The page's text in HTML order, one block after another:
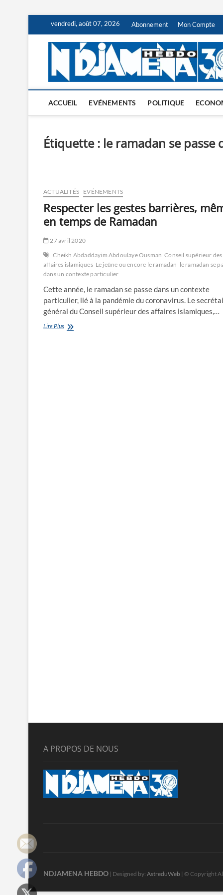
content
vendredi, août 07, 2026 Abonnement Mon Compte
ACCUEIL EVÉNEMENTS POLITIQUE
Étiquette : le ramadan se
ACTUALITÉS EVÉNEMENTS
Respecter les gestes barrières,
en temps de Ramadan
27 avril 2020
Cheikh Abdaddayim Abdoulaye Ousman Conseil supérieur des
affaires islamiques Le jeûne ou encore le ramadan le ramadan se
dans un contexte particulier
Cette année, le ramadan se passe dans un contexte
particulier, lié à la pandémie du coronavirus. Le
général du Conseil supérieur des affaires islamiques,…
Lire PlusRespecter
A PROPOS DE NOUS
NDJAMENA HEBDO | Designed by: AstreduWeb | © Copyright